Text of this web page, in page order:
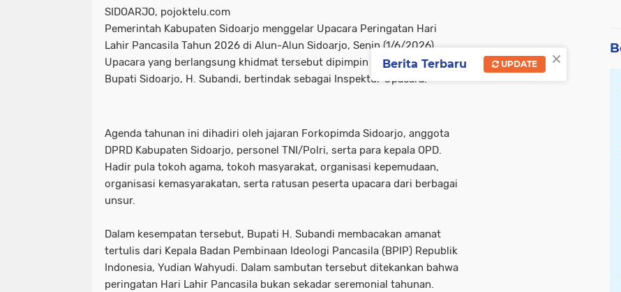
SIDOARJO, pojoktelu.com
Pemerintah Kabupaten Sidoarjo menggelar Upacara Peringatan Hari
Lahir Pancasila Tahun 2026 di Alun-Alun Sidoarjo, Senin (1/6/2026).
Upacara yang berlangsung khidmat tersebut dipimpin langsung oleh
Bupati Sidoarjo, H. Subandi, bertindak sebagai Inspektur Upacara.
Agenda tahunan ini dihadiri oleh jajaran Forkopimda Sidoarjo, anggota
DPRD Kabupaten Sidoarjo, personel TNI/Polri, serta para kepala OPD.
Hadir pula tokoh agama, tokoh masyarakat, organisasi kepemudaan,
organisasi kemasyarakatan, serta ratusan peserta upacara dari berbagai
unsur.
Dalam kesempatan tersebut, Bupati H. Subandi membacakan amanat
tertulis dari Kepala Badan Pembinaan Ideologi Pancasila (BPIP) Republik
Indonesia, Yudian Wahyudi. Dalam sambutan tersebut ditekankan bahwa
peringatan Hari Lahir Pancasila bukan sekadar seremonial tahunan.
×
Berita Terbaru UPDATE